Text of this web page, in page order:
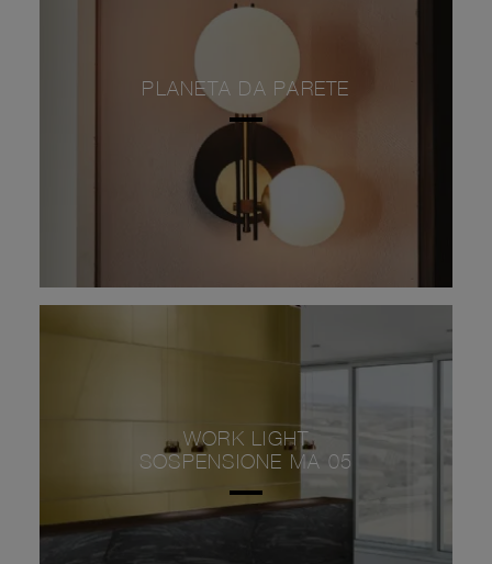
PLANETA DA PARETE
WORK LIGHT
SOSPENSIONE MA 05